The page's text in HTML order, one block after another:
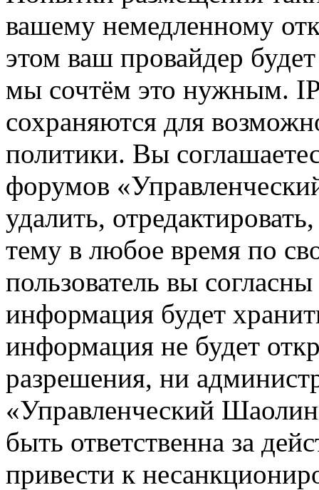
вашему немедленному
этом ваш провайдер
мы сочтём это нужным.
сохраняются для
политики. Вы
форумов
удалить,
тему в любое время по
пользователь вы
информация будет
информация не будет
разрешения, ни
«Управленческий
быть ответственна за
привести к